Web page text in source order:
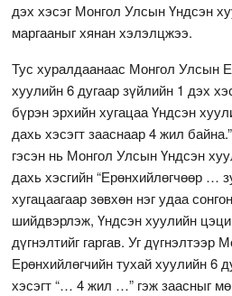
дэх хэсэг Монгол Улсын Үндсэн
маргааныг хянан хэлэлцжээ.
Тус хуралдаанаас Монгол Улсын
хуулийн 6 дугаар зүйлийн 1 дэх
бүрэн эрхийн хугацаа Үндсэн
дахь хэсэгт зааснаар 4 жил
гэсэн нь Монгол Улсын Үндсэн
дахь хэсгийн “Ерөнхийлөгчөөр …
хугацаагаар зөвхөн нэг удаа
шийдвэрлэж, Үндсэн хуулийн
дүгнэлтийг гаргав. Уг дүгнэлтээр
Ерөнхийлөгчийн тухай хуулийн 6
хэсэгт “… 4 жил …” гэж заасныг